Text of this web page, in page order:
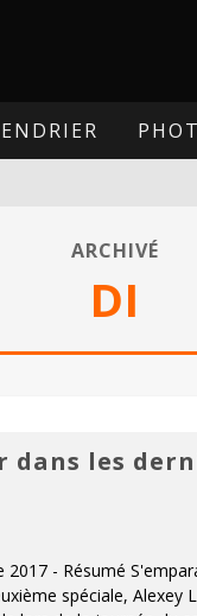
ARCHIVÉ
DI
dans les
2017 - Résumé
spéciale, Alexey